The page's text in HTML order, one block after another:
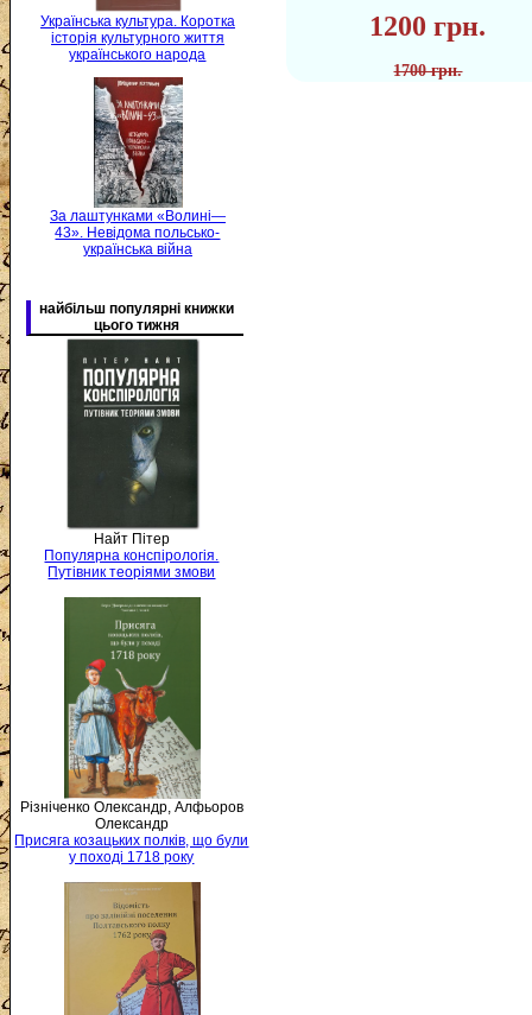
Українська культура. Коротка
історія культурного життя
українського народа
За лаштунками «Волині—
43». Невідома польсько-
українська війна
найбільш популярні книжки
цього тижня
Найт Пітер
Популярна конспірологія.
Путівник теоріями змови
Різніченко Олександр, Алфьоров
Олександр
Присяга козацьких полків, що були
у поході 1718 року
1200 грн.
1700 грн.